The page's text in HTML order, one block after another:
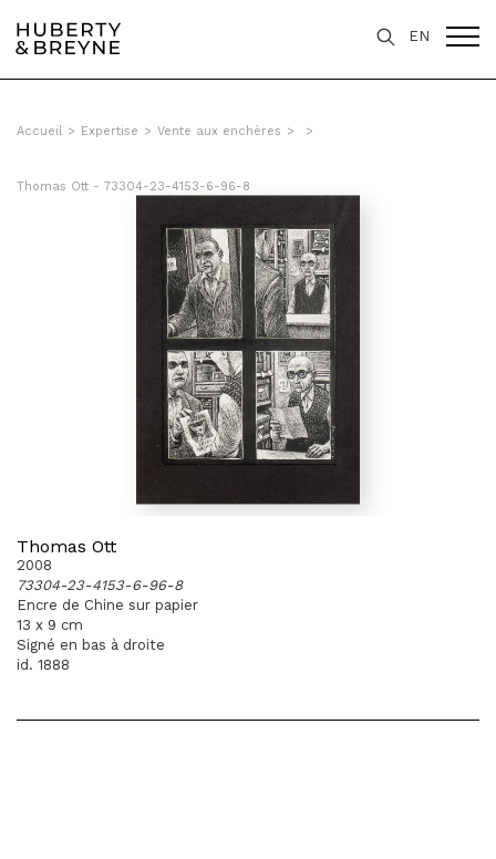
EN
Accueil > Expertise > Vente aux enchères > >
Thomas Ott - 73304-23-4153-6-96-8
Thomas Ott
2008
73304-23-4153-6-96-8
Encre de Chine sur papier
13 x 9 cm
Signé en bas à droite
id. 1888